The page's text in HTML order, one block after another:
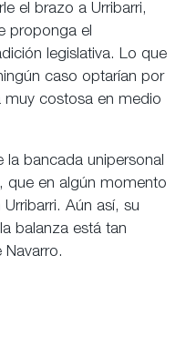
el brazo a Urribarri,
proponga el
legislativa. Lo que
caso optarían por
muy costosa en medio
la bancada unipersonal
que en algún momento
Aún así, su
balanza está tan
Navarro.